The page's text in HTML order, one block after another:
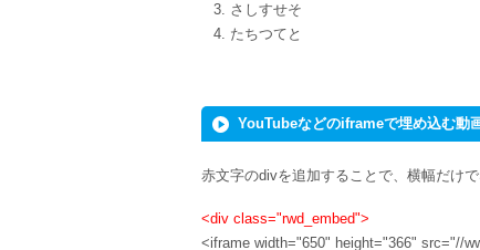
さしすせそ
たちつてと
YouTubeなどのiframeで埋め込む動
赤文字のdivを追加することで、横幅だけ
<div class="rwd_embed">
<iframe width="650" height="366" src="//